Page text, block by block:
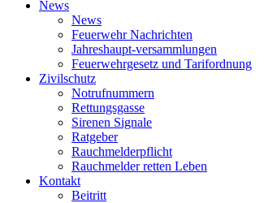
News
News
Feuerwehr Nachrichten
Jahreshaupt-versammlungen
Feuerwehrgesetz und Tarifordnung
Zivilschutz
Notrufnummern
Rettungsgasse
Sirenen Signale
Ratgeber
Rauchmelderpflicht
Rauchmelder retten Leben
Kontakt
Beitritt